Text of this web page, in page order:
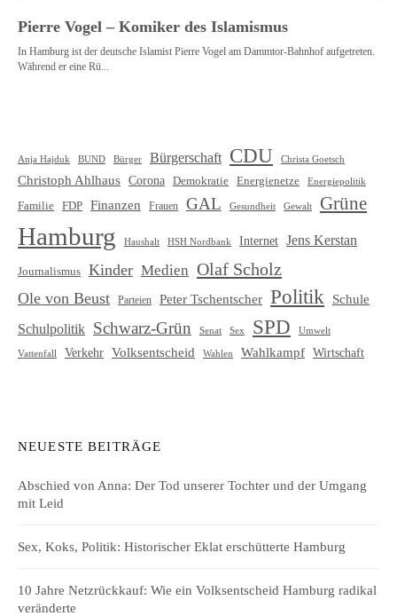
Anja Hajduk BUND Bürger Bürgerschaft CDU Christa Goetsch
Christoph Ahlhaus Corona Demokratie Energienetze Energiepolitik
Familie FDP Finanzen Frauen GAL Gesundheit Gewalt Grüne
Hamburg Haushalt HSH Nordbank Internet Jens Kerstan
Journalismus Kinder Medien Olaf Scholz
Ole von Beust Parteien Peter Tschentscher Politik
Schule
Schulpolitik Schwarz-Grün Senat Sex SPD Umwelt
Vattenfall Verkehr Volksentscheid Wahlen Wahlkampf Wirtschaft
NEUESTE BEITRÄGE
Abschied von Anna: Der Tod unserer Tochter und der Umgang
mit Leid
Sex, Koks, Politik: Historischer Eklat erschütterte Hamburg
10 Jahre Netzrückkauf: Wie ein Volksentscheid Hamburg radikal
veränderte